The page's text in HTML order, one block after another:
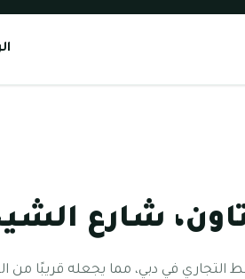
شارع
في دبي، مما يجعله قريبًا من